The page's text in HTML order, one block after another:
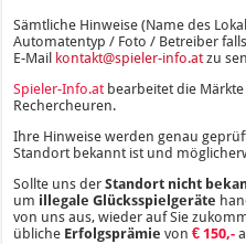
Sämtliche Hinweise (Name des
Automatentyp / Foto / Betreiber
E-Mail kontakt@spieler-info.atzu
Spieler-Info.atbearbeitet die
Rechercheuren.
Ihre Hinweise werden genau
Standort bekannt ist und
Sollte uns derStandort nicht
um illegale Glücksspielgeräte
von uns aus, wieder auf Sie
übliche Erfolgsprämievon € 150,-